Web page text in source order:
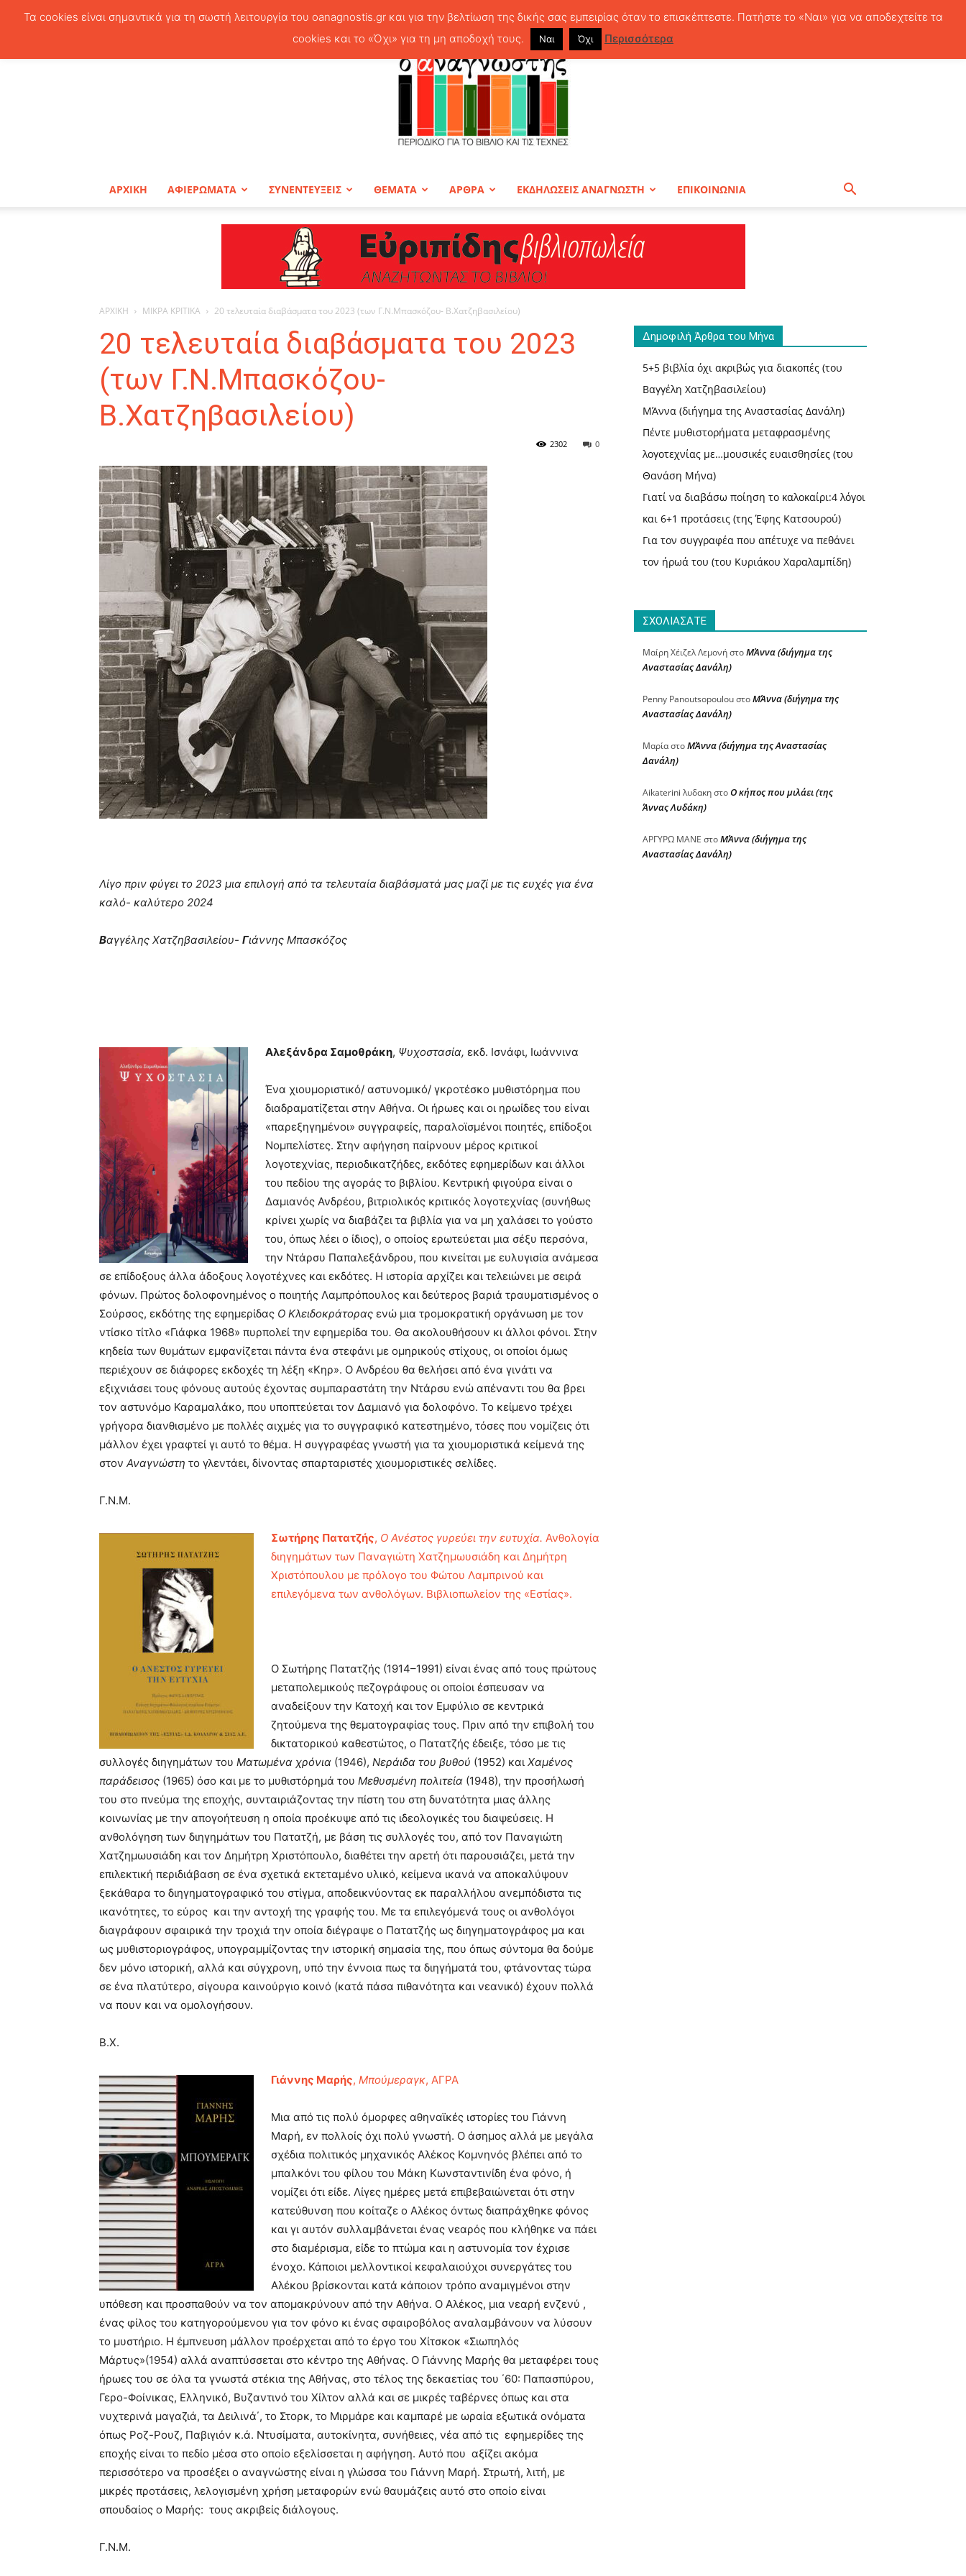
Σάββατο, 8 Αυγούστου, 2026
Ο
ΓΙΑ
ΒΙΒΛΙΟ
ΚΑΙ
ΑΡΧΙΚΗ ΑΦΙΕΡΩΜΑΤΑ ΣΥΝΕΝΤΕΥΞΕΙΣ ΘΕΜΑΤΑ ΑΡΘΡΑ ΕΚΔΗΛΩΣΕΙΣ ΑΝΑΓΝΩΣΤΗ ΕΠΙΚΟΙΝΩΝΙΑ
ΑΡΧΙΚΗ ΜΙΚΡΑ ΚΡΙΤΙΚΑ 20 τελευταία διαβάσματα του 2023 (των Γ.Ν.Μπασκόζου- Β.Χατζηβασιλείου)
20 τελευταία διαβάσματα του 2023
(των Γ.Ν.Μπασκόζου-
Β.Χατζηβασιλείου)
0
2302
Λίγο πριν φύγει το 2023 μια επιλογή από τα τελευταία διαβάσματά μας μαζί με τις ευχές για ένα
καλό- καλύτερο 2024
Βαγγέλης Χατζηβασιλείου- Γιάννης Μπασκόζος
Αλεξάνδρα Σαμοθράκη, Ψυχοστασία, εκδ. Ισνάφι, Ιωάννινα
Ένα χιουμοριστικό/ αστυνομικό/ γκροτέσκο μυθιστόρημα που
διαδραματίζεται στην Αθήνα. Οι ήρωες και οι ηρωίδες του είναι
«παρεξηγημένοι» συγγραφείς, παραλοϊσμένοι ποιητές, επίδοξοι
Νομπελίστες. Στην αφήγηση παίρνουν μέρος κριτικοί
λογοτεχνίας, περιοδικατζήδες, εκδότες εφημερίδων και άλλοι
του πεδίου της αγοράς το βιβλίου. Κεντρική φιγούρα είναι ο
Δαμιανός Ανδρέου, βιτριολικός κριτικός λογοτεχνίας (συνήθως
κρίνει χωρίς να διαβάζει τα βιβλία για να μη χαλάσει το γούστο
του, όπως λέει ο ίδιος), ο οποίος ερωτεύεται μια σέξυ περσόνα,
την Ντάρσυ Παπαλεξάνδρου, που κινείται με ευλυγισία ανάμεσα
σε επίδοξους άλλα άδοξους λογοτέχνες και εκδότες. Η ιστορία αρχίζει και τελειώνει με σειρά
φόνων. Πρώτος δολοφονημένος ο ποιητής Λαμπρόπουλος και δεύτερος βαριά τραυματισμένος ο
Σούρσος, εκδότης της εφημερίδας Ο Κλειδοκράτορας ενώ μια τρομοκρατική οργάνωση με τον
ντίσκο τίτλο «Γιάφκα 1968» πυρπολεί την εφημερίδα του. Θα ακολουθήσουν κι άλλοι φόνοι. Στην
κηδεία των θυμάτων εμφανίζεται πάντα ένα στεφάνι με ομηρικούς στίχους, οι οποίοι όμως
περιέχουν σε διάφορες εκδοχές τη λέξη «Κηρ». Ο Ανδρέου θα θελήσει από ένα γινάτι να
εξιχνιάσει τους φόνους αυτούς έχοντας συμπαραστάτη την Ντάρσυ ενώ απέναντι του θα βρει
τον αστυνόμο Καραμαλάκο, που υποπτεύεται τον Δαμιανό για δολοφόνο. Το κείμενο τρέχει
γρήγορα διανθισμένο με πολλές αιχμές για το συγγραφικό κατεστημένο, τόσες που νομίζεις ότι
μάλλον έχει γραφτεί γι αυτό το θέμα. Η συγγραφέας γνωστή για τα χιουμοριστικά κείμενά της
στον Αναγνώστη το γλεντάει, δίνοντας σπαρταριστές χιουμοριστικές σελίδες.
Γ.Ν.Μ.
Σωτήρης Πατατζής, Ο Ανέστος γυρεύει την ευτυχία. Ανθολογία
διηγημάτων των Παναγιώτη Χατζημωυσιάδη και Δημήτρη
Χριστόπουλου με πρόλογο του Φώτου Λαμπρινού και
επιλεγόμενα των ανθολόγων. Βιβλιοπωλείον της «Εστίας».
Ο Σωτήρης Πατατζής (1914–1991) είναι ένας από τους πρώτους
μεταπολεμικούς πεζογράφους οι οποίοι έσπευσαν να
αναδείξουν την Κατοχή και τον Εμφύλιο σε κεντρικά
ζητούμενα της θεματογραφίας τους. Πριν από την επιβολή του
δικτατορικού καθεστώτος, ο Πατατζής έδειξε, τόσο με τις
συλλογές διηγημάτων του Ματωμένα χρόνια (1946), Νεράιδα του βυθού (1952) και Χαμένος
παράδεισος (1965) όσο και με το μυθιστόρημά του Μεθυσμένη πολιτεία (1948), την προσήλωσή
του στο πνεύμα της εποχής, συνταιριάζοντας την πίστη του στη δυνατότητα μιας άλλης
κοινωνίας με την απογοήτευση η οποία προέκυψε από τις ιδεολογικές του διαψεύσεις. Η
ανθολόγηση των διηγημάτων του Πατατζή, με βάση τις συλλογές του, από τον Παναγιώτη
Χατζημωυσιάδη και τον Δημήτρη Χριστόπουλο, διαθέτει την αρετή ότι παρουσιάζει, μετά την
επιλεκτική περιδιάβαση σε ένα σχετικά εκτεταμένο υλικό, κείμενα ικανά να αποκαλύψουν
ξεκάθαρα το διηγηματογραφικό του στίγμα, αποδεικνύοντας εκ παραλλήλου ανεμπόδιστα τις
ικανότητες, το εύρος και την αντοχή της γραφής του. Με τα επιλεγόμενά τους οι ανθολόγοι
διαγράφουν σφαιρικά την τροχιά την οποία διέγραψε ο Πατατζής ως διηγηματογράφος μα και
ως μυθιστοριογράφος, υπογραμμίζοντας την ιστορική σημασία της, που όπως σύντομα θα δούμε
δεν μόνο ιστορική, αλλά και σύγχρονη, υπό την έννοια πως τα διηγήματά του, φτάνοντας τώρα
σε ένα πλατύτερο, σίγουρα καινούργιο κοινό (κατά πάσα πιθανότητα και νεανικό) έχουν πολλά
να πουν και να ομολογήσουν.
Β.Χ.
Γιάννης Μαρής, Μπούμεραγκ, ΑΓΡΑ
Μια από τις πολύ όμορφες αθηναϊκές ιστορίες του Γιάννη
Μαρή, εν πολλοίς όχι πολύ γνωστή. Ο άσημος αλλά με μεγάλα
σχέδια πολιτικός μηχανικός Αλέκος Κομνηνός βλέπει από το
μπαλκόνι του φίλου του Μάκη Κωνσταντινίδη ένα φόνο, ή
νομίζει ότι είδε. Λίγες ημέρες μετά επιβεβαιώνεται ότι στην
κατεύθυνση που κοίταζε ο Αλέκος όντως διαπράχθηκε φόνος
και γι αυτόν συλλαμβάνεται ένας νεαρός που κλήθηκε να πάει
στο διαμέρισμα, είδε το πτώμα και η αστυνομία τον έχρισε
ένοχο. Κάποιοι μελλοντικοί κεφαλαιούχοι συνεργάτες του
Αλέκου βρίσκονται κατά κάποιον τρόπο αναμιγμένοι στην
υπόθεση και προσπαθούν να τον απομακρύνουν από την Αθήνα. Ο Αλέκος, μια νεαρή ενζενύ ,
ένας φίλος του κατηγορούμενου για τον φόνο κι ένας σφαιροβόλος αναλαμβάνουν να λύσουν
το μυστήριο. Η έμπνευση μάλλον προέρχεται από το έργο του Χίτσκοκ «Σιωπηλός
Μάρτυς»(1954) αλλά αναπτύσσεται στο κέντρο της Αθήνας. Ο Γιάννης Μαρής θα μεταφέρει τους
ήρωες του σε όλα τα γνωστά στέκια της Αθήνας, στο τέλος της δεκαετίας του ΄60: Παπασπύρου,
Γερο-Φοίνικας, Ελληνικό, Βυζαντινό του Χίλτον αλλά και σε μικρές ταβέρνες όπως και στα
νυχτερινά μαγαζιά, τα Δειλινά΄, το Στορκ, το Μιρμάρε και καμπαρέ με ωραία εξωτικά ονόματα
όπως Ροζ-Ρουζ, Παβιγιόν κ.ά. Ντυσίματα, αυτοκίνητα, συνήθειες, νέα από τις εφημερίδες της
εποχής είναι το πεδίο μέσα στο οποίο εξελίσσεται η αφήγηση. Αυτό που αξίζει ακόμα
περισσότερο να προσέξει ο αναγνώστης είναι η γλώσσα του Γιάννη Μαρή. Στρωτή, λιτή, με
μικρές προτάσεις, λελογισμένη χρήση μεταφορών ενώ θαυμάζεις αυτό στο οποίο είναι
σπουδαίος ο Μαρής: τους ακριβείς διάλογους.
Γ.Ν.Μ.
Δημοφιλή Άρθρα του Μήνα
5+5 βιβλία όχι ακριβώς για διακοπές (του
Βαγγέλη Χατζηβασιλείου)
ΜΆννα (διήγημα της Αναστασίας Δανάλη)
Πέντε μυθιστορήματα μεταφρασμένης
λογοτεχνίας με…μουσικές ευαισθησίες (του
Θανάση Μήνα)
Γιατί να διαβάσω ποίηση το καλοκαίρι:4 λόγοι
και 6+1 προτάσεις (της Έφης Κατσουρού)
Για τον συγγραφέα που απέτυχε να πεθάνει
τον ήρωά του (του Κυριάκου Χαραλαμπίδη)
ΣΧΟΛΙΑΣΑΤΕ
Μαίρη Χέιζελ ΛεμονήστοΜΆννα (διήγημα της
Αναστασίας Δανάλη)
Penny PanoutsopoulouστοΜΆννα (διήγημα της
Αναστασίας Δανάλη)
ΜαρίαστοΜΆννα (διήγημα της Αναστασίας
Δανάλη)
Aikaterini λυδακηστοΟ κήπος που μιλάει (της
Άννας Λυδάκη)
ΑΡΓΥΡΩ ΜΑΝΕ στοΜΆννα (διήγημα της
Αναστασίας Δανάλη)
Τα cookies είναι σημαντικά για τη σωστή λειτουργία του oanagnostis.gr και για την βελτίωση της δικής σας εμπειρίας όταν το επισκέπτεστε. Πατήστε το «Ναι» για να αποδεχτείτε τα
cookies και το «Όχι» για τη μη αποδοχή τους.
Ναι Όχι Περισσότερα